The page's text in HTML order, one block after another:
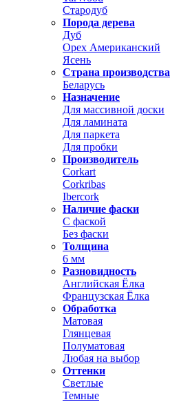
Стародуб
Порода дерева
Дуб
Орех Американский
Ясень
Страна производства
Беларусь
Назначение
Для массивной доски
Для ламината
Для паркета
Для пробки
Производитель
Corkart
Corkribas
Ibercork
Наличие фаски
С фаской
Без фаски
Толщина
6 мм
Разновидность
Английская Ёлка
Французская Ёлка
Обработка
Матовая
Глянцевая
Полуматовая
Любая на выбор
Оттенки
Светлые
Темные